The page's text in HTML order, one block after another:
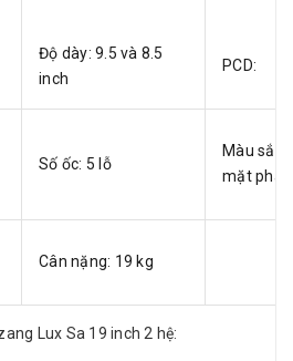
Độ dày: 9.5 và 8.5
inch
PCD:
Số ốc: 5 lỗ
Màu sắc:
mặt
Cân nặng: 19 kg
Lux Sa 19 inch 2 hệ: